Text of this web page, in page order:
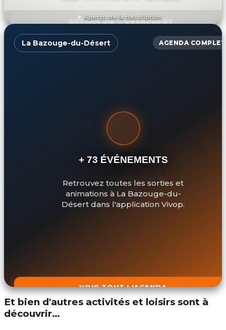
Aperçu de la description
DÉCOUVRIR L'ÉVÉNEMENT
La Bazouge-du-Désert AGENDA COMPLET
+ 73 ÉVÉNEMENTS
Retrouvez toutes les sorties et
animations à La Bazouge-du-
Désert dans l'application Vivop.
VOIR TOUT L'AGENDA
Et bien d'autres activités et loisirs sont à
découvrir…